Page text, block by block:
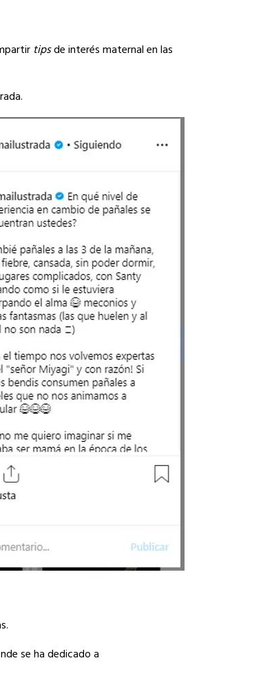
tipsde interés maternal en las
se ha dedicado a